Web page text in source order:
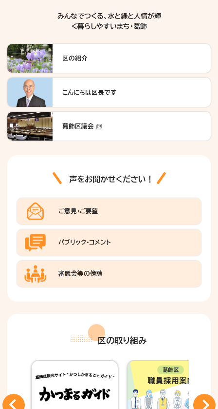
みんなでつくる、水と緑と人情が輝
く暮らしやすいまち・葛飾
区の紹介
こんにちは区長です
葛飾区議会
声をお聞かせください！
ご意見・ご要望
パブリック・コメント
審議会等の傍聴
区の取り組み